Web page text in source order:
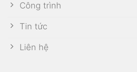
Công trình
Tin tức
Liên hệ